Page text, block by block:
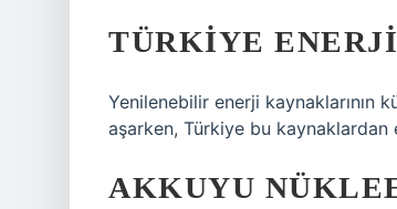
TÜRKIYE
Yenilenebilir enerji kaynaklarının
aşarken, Türkiye bu kaynaklardan
AKKUYU